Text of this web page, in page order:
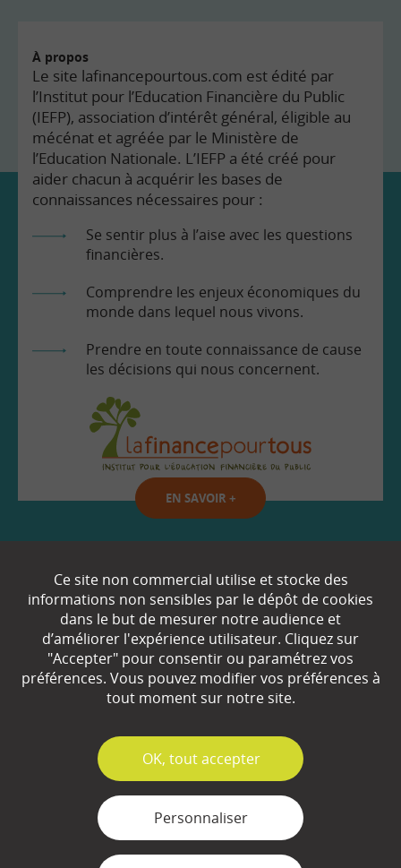
À propos
Le site lafinancepourtous.com est édité par
l’Institut pour l’Education Financière du Public
(IEFP), association d’intérêt général, éligible au
mécénat et agréée par le Ministère de
l’Education Nationale. L’IEFP a été créé pour
aider chacun à acquérir les bases de
connaissances nécessaires pour :
Se sentir plus à l’aise avec les questions
financières.
Comprendre les enjeux économiques du
monde dans lequel nous vivons.
Prendre en toute connaissance de cause
les décisions qui nous concernent.
EN SAVOIR +
Partenaires
Espace Presse
Plan du site
Mentions légales
Ce site non commercial utilise et stocke des
informations non sensibles par le dépôt de cookies
dans le but de mesurer notre audience et
d’améliorer l'expérience utilisateur. Cliquez sur
"Accepter" pour consentir ou paramétrez vos
préférences. Vous pouvez modifier vos préférences à
tout moment sur notre site.
✓
OK, tout accepter
Personnaliser